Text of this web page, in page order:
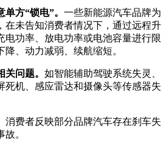
方“锁电”。 一些新能源汽车品牌为
在未告知消费者情况下，通过远程升
电功率、放电功率或电池容量进行限
、动力减弱、续航缩短。
问题。 如智能辅助驾驶系统失灵、
死机、感应雷达和摄像头等传感器失
消费者反映部分品牌汽车存在刹车失
。